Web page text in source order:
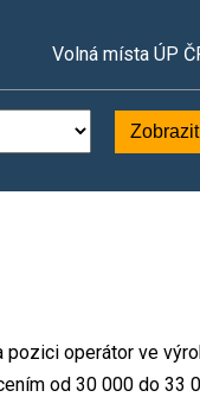
Volná místa ÚP
pozici operátor ve
od 30 000 do 33